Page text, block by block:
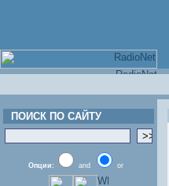
ПОИСК ПО САЙТУ
Опции: and or